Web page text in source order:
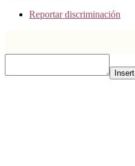
Reportar discriminación
Insert